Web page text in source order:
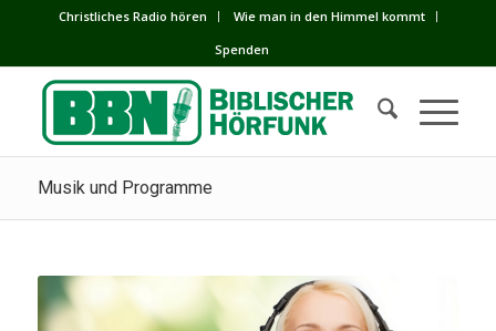
Сhristliches Radio hören
Wie man in den Himmel kommt
Spenden
Musik und Programme